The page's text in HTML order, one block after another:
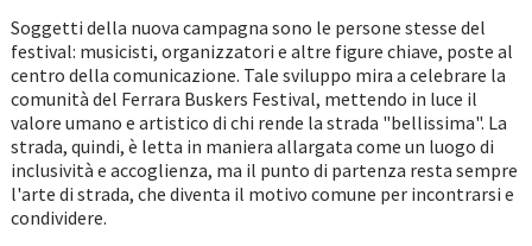
Soggetti della nuova campagna sono le persone stesse del
festival: musicisti, organizzatori e altre figure chiave, poste al
centro della comunicazione. Tale sviluppo mira a celebrare la
comunità del Ferrara Buskers Festival, mettendo in luce il
valore umano e artistico di chi rende la strada "bellissima". La
strada, quindi, è letta in maniera allargata come un luogo di
inclusività e accoglienza, ma il punto di partenza resta sempre
l'arte di strada, che diventa il motivo comune per incontrarsi e
condividere.